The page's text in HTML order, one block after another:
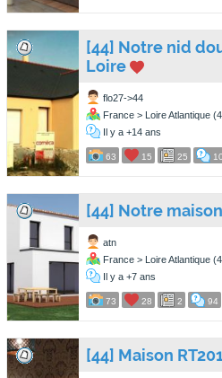
[44] Notre nid
Loire
flo27->44
France > Loire Atlantique
Il y a +14 ans
63 15 25
[44] Notre
atn
France > Loire Atlantique
Il y a +7 ans
73 28 2 94
[44] Maison